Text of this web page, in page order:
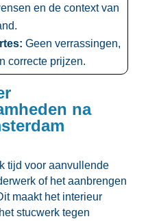
en de context van
Geen verrassingen,
correcte prijzen.​
na
tijd voor aanvullende
of het aanbrengen
maakt het interieur
stucwerk tegen